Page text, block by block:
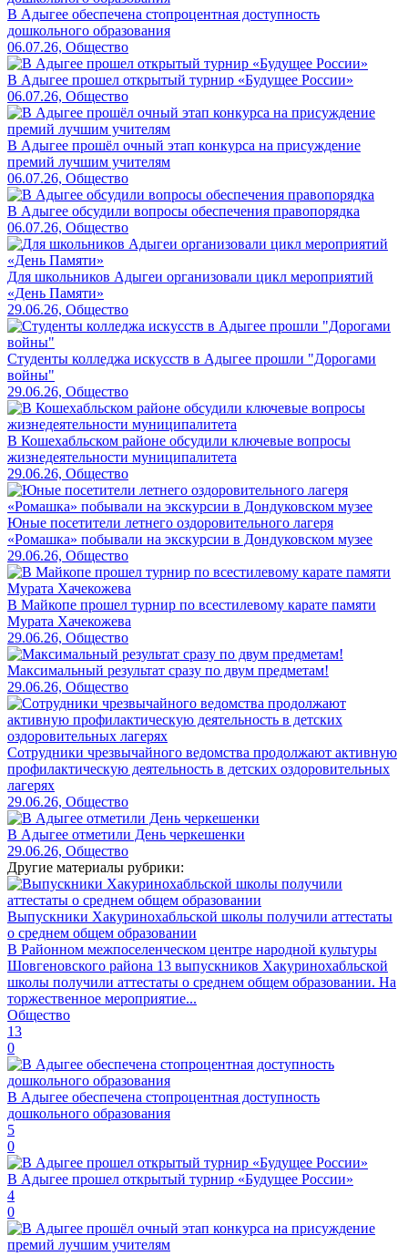
В Адыгее обеспечена стопроцентная доступность
дошкольного образования
06.07.26, Общество
В Адыгее прошел открытый турнир «Будущее России»
06.07.26, Общество
В Адыгее прошёл очный этап конкурса на присуждение
премий лучшим учителям
06.07.26, Общество
В Адыгее обсудили вопросы обеспечения правопорядка
06.07.26, Общество
Для школьников Адыгеи организовали цикл мероприятий
«День Памяти»
29.06.26, Общество
Студенты колледжа искусств в Адыгее прошли "Дорогами
войны"
29.06.26, Общество
В Кошехабльском районе обсудили ключевые вопросы
жизнедеятельности муниципалитета
29.06.26, Общество
Юные посетители летнего оздоровительного лагеря
«Ромашка» побывали на экскурсии в Дондуковском музее
29.06.26, Общество
В Майкопе прошел турнир по всестилевому карате памяти
Мурата Хачекожева
29.06.26, Общество
Максимальный результат сразу по двум предметам!
29.06.26, Общество
Сотрудники чрезвычайного ведомства продолжают активную
профилактическую деятельность в детских оздоровительных
лагерях
29.06.26, Общество
В Адыгее отметили День черкешенки
29.06.26, Общество
Другие материалы рубрики:
Выпускники Хакуринохабльской школы получили аттестаты
о среднем общем образовании
В Районном межпоселенческом центре народной культуры
Шовгеновского района 13 выпускников Хакуринохабльской
школы получили аттестаты о среднем общем образовании. На
торжественное мероприятие...
Общество
13
0
В Адыгее обеспечена стопроцентная доступность
дошкольного образования
5
0
В Адыгее прошел открытый турнир «Будущее России»
4
0